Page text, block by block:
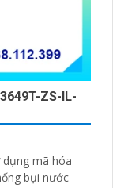
ZS-IL-
mã hóa
bụi nước